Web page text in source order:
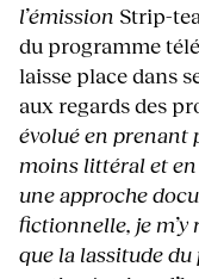
l’émission Strip-
du programme
laisse place dans
aux regards des
évolué en prenant
moins littéral et
une approche
fictionnelle, je m’y
que la lassitude